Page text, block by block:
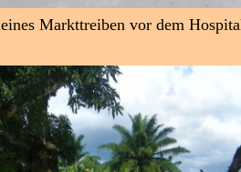
Markttreiben vor dem